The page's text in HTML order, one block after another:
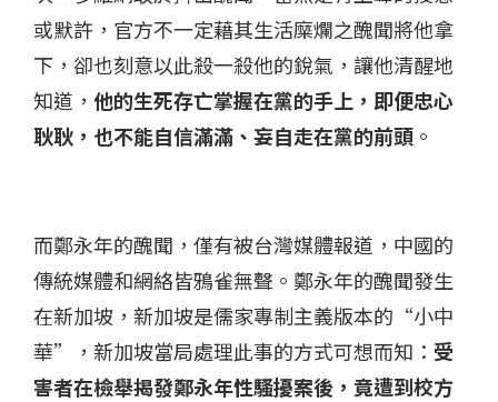
或默許，官方不一定藉其生活糜爛之醜聞將他拿
下，卻也刻意以此殺一殺他的銳氣，讓他清醒地
知道， 他的生死存亡掌握在黨的手上，即便忠心
耿耿，也不能自信滿滿、妄自走在黨的前頭 。
而鄭永年的醜聞，僅有被台灣媒體報道，中國的
傳統媒體和網絡皆鴉雀無聲。鄭永年的醜聞發生
在新加坡，新加坡是儒家專制主義版本的“小中
華”，新加坡當局處理此事的方式可想而知： 受
害者在檢舉揭發鄭永年性騷擾案後，竟遭到校方